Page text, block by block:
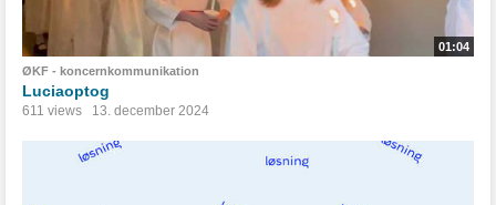
01:04
ØKF - koncernkommunikation
Luciaoptog
611 views 13. december 2024